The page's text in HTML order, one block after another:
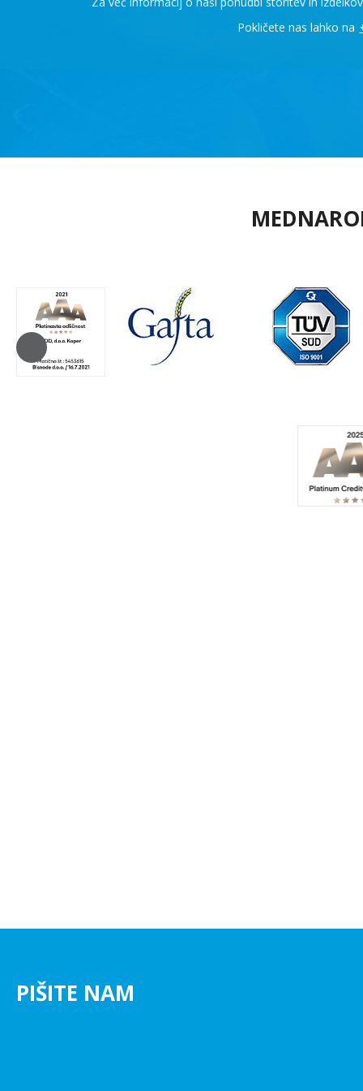
Pokličete nas lahko na
PIŠITE NAM